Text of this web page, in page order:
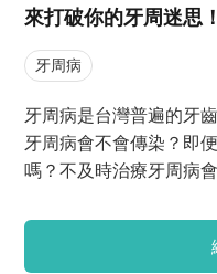
來打破你的牙周迷思！
牙周病
牙周病是台灣普遍的牙
牙周病會不會傳染？即
嗎？不及時治療牙周病
周狀況不佳時，還容易